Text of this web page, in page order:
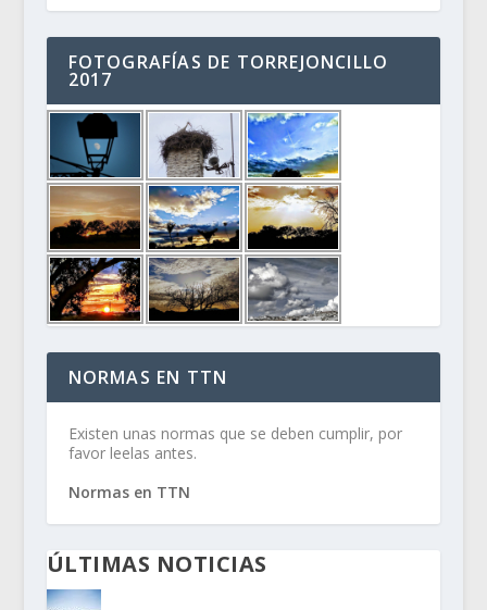
FOTOGRAFÍAS DE TORREJONCILLO
2017
NORMAS EN TTN
Existen unas normas que se deben cumplir, por
favor leelas antes.
Normas en TTN
ÚLTIMAS NOTICIAS